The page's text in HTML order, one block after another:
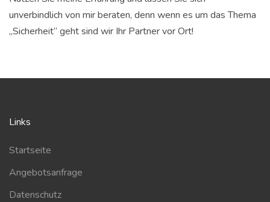
unverbindlich von mir beraten, denn wenn es um das Thema
„Sicherheit“ geht sind wir Ihr Partner vor Ort!
Links
Startseite
Angebotsanfrage
Datenschutz